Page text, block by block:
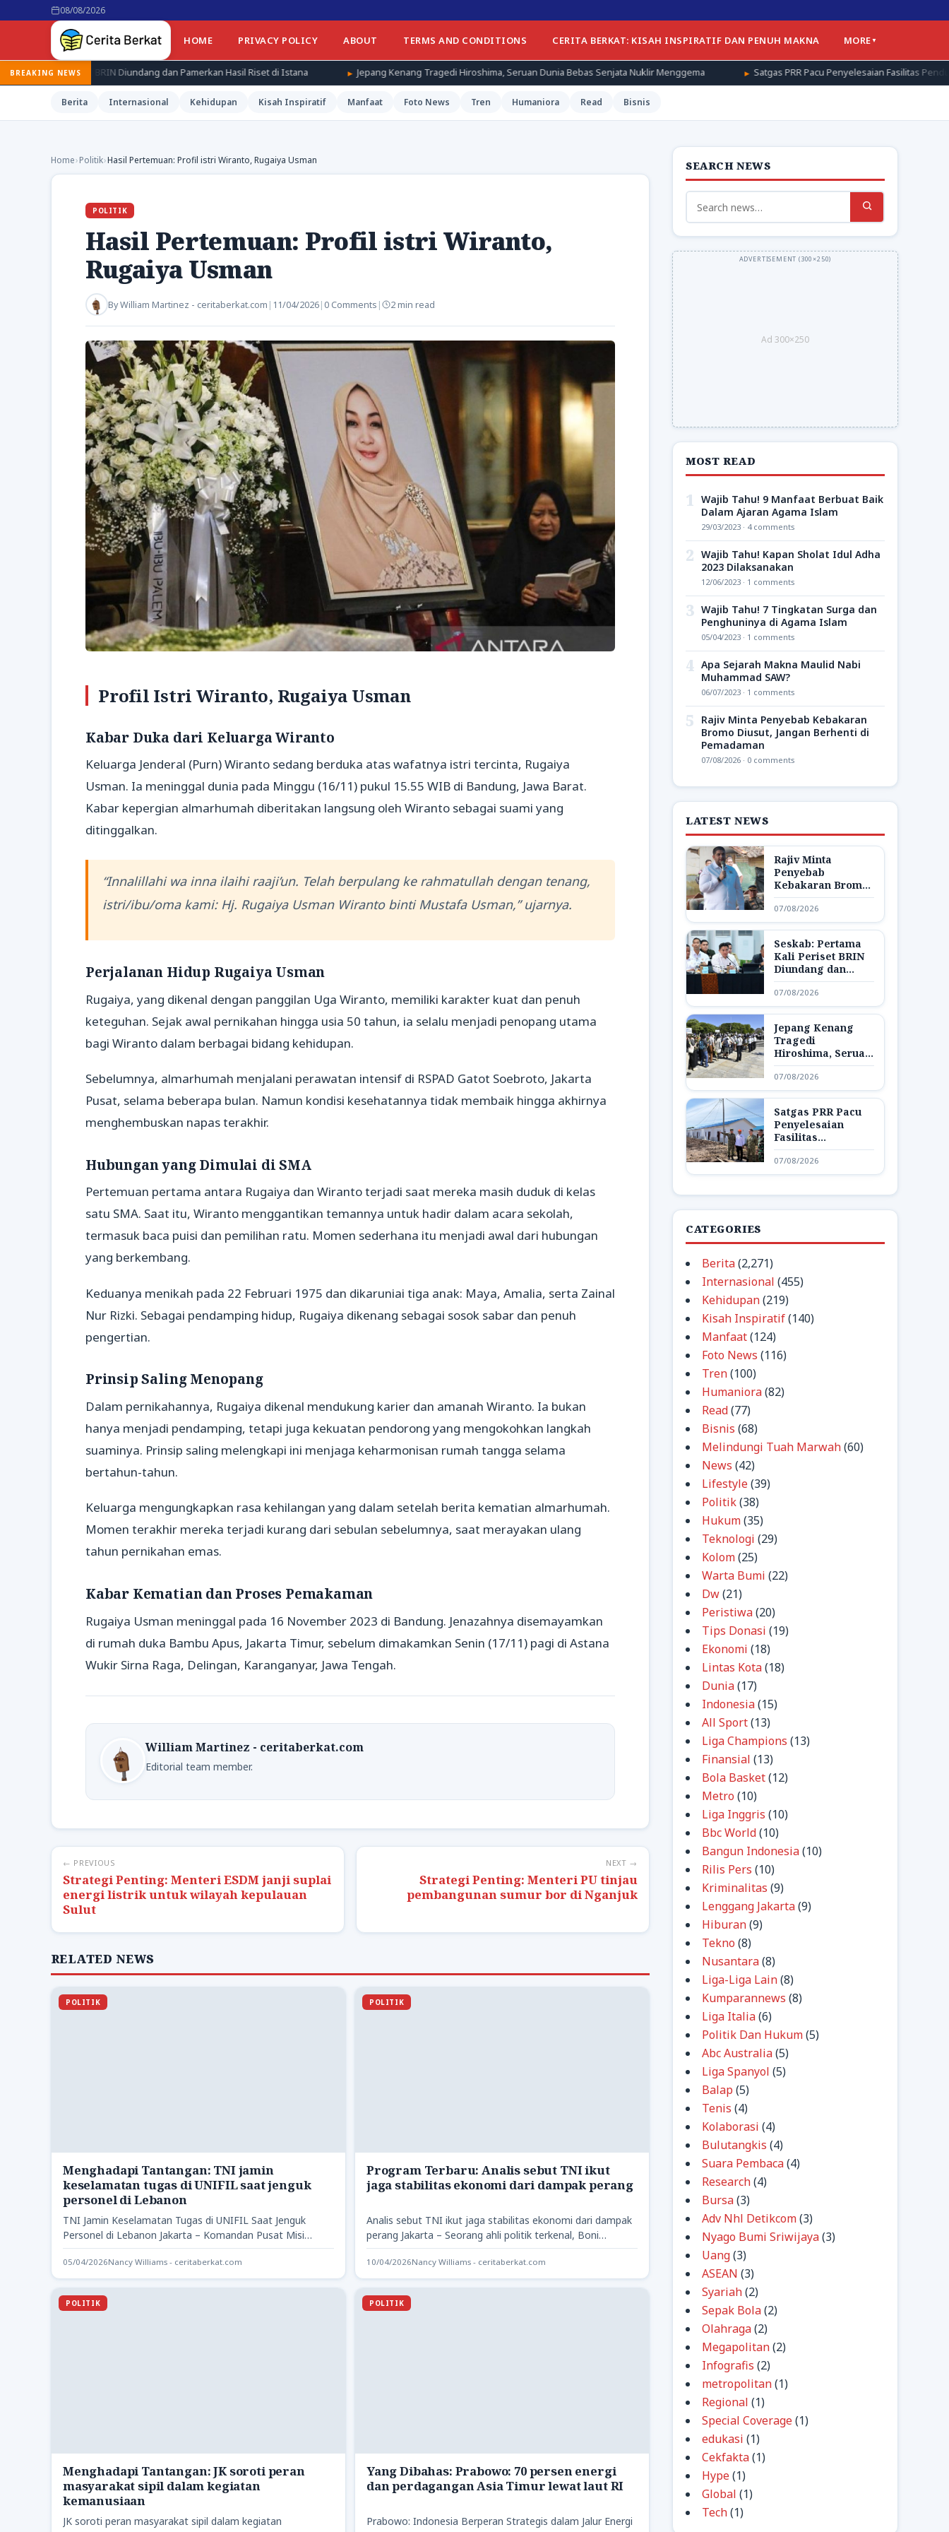
08/08/2026
HOME PRIVACY POLICY ABOUT TERMS AND CONDITIONS CERITA BERKAT: KISAH INSPIRATIF DAN PENUH MAKNA MORE
BREAKING NEWS
BRIN Diundang dan Pamerkan Hasil Riset di Istana Jepang Kenang Tragedi Hiroshima, Seruan Dunia Bebas Senjata Nuklir Menggema Satgas PRR Pacu Penyelesaian Fasilitas Pendukung Huntap di
Berita Internasional Kehidupan Kisah Inspiratif Manfaat Foto News Tren Humaniora Read Bisnis
Home›Politik›Hasil Pertemuan: Profil istri Wiranto, Rugaiya Usman
POLITIK
Hasil Pertemuan: Profil istri Wiranto,
Rugaiya Usman
ByWilliam Martinez - ceritaberkat.com | 11/04/2026| 0 Comments | 2 min read
Profil Istri Wiranto, Rugaiya Usman
Kabar Duka dari Keluarga Wiranto
Keluarga Jenderal (Purn) Wiranto sedang berduka atas wafatnya istri tercinta, Rugaiya
Usman. Ia meninggal dunia pada Minggu (16/11) pukul 15.55 WIB di Bandung, Jawa Barat.
Kabar kepergian almarhumah diberitakan langsung oleh Wiranto sebagai suami yang
ditinggalkan.
“Innalillahi wa inna ilaihi raaji’un. Telah berpulang ke rahmatullah dengan tenang,
istri/ibu/oma kami: Hj. Rugaiya Usman Wiranto binti Mustafa Usman,” ujarnya.
Perjalanan Hidup Rugaiya Usman
Rugaiya, yang dikenal dengan panggilan Uga Wiranto, memiliki karakter kuat dan penuh
keteguhan. Sejak awal pernikahan hingga usia 50 tahun, ia selalu menjadi penopang utama
bagi Wiranto dalam berbagai bidang kehidupan.
Sebelumnya, almarhumah menjalani perawatan intensif di RSPAD Gatot Soebroto, Jakarta
Pusat, selama beberapa bulan. Namun kondisi kesehatannya tidak membaik hingga akhirnya
menghembuskan napas terakhir.
Hubungan yang Dimulai di SMA
Pertemuan pertama antara Rugaiya dan Wiranto terjadi saat mereka masih duduk di kelas
satu SMA. Saat itu, Wiranto menggantikan temannya untuk hadir dalam acara sekolah,
termasuk baca puisi dan pemilihan ratu. Momen sederhana itu menjadi awal dari hubungan
yang berkembang.
Keduanya menikah pada 22 Februari 1975 dan dikaruniai tiga anak: Maya, Amalia, serta Zainal
Nur Rizki. Sebagai pendamping hidup, Rugaiya dikenang sebagai sosok sabar dan penuh
pengertian.
Prinsip Saling Menopang
Dalam pernikahannya, Rugaiya dikenal mendukung karier dan amanah Wiranto. Ia bukan
hanya menjadi pendamping, tetapi juga kekuatan pendorong yang mengokohkan langkah
suaminya. Prinsip saling melengkapi ini menjaga keharmonisan rumah tangga selama
bertahun-tahun.
Keluarga mengungkapkan rasa kehilangan yang dalam setelah berita kematian almarhumah.
Momen terakhir mereka terjadi kurang dari sebulan sebelumnya, saat merayakan ulang
tahun pernikahan emas.
Kabar Kematian dan Proses Pemakaman
Rugaiya Usman meninggal pada 16 November 2023 di Bandung. Jenazahnya disemayamkan
di rumah duka Bambu Apus, Jakarta Timur, sebelum dimakamkan Senin (17/11) pagi di Astana
Wukir Sirna Raga, Delingan, Karanganyar, Jawa Tengah.
William Martinez - ceritaberkat.com
Editorial team member.
← PREVIOUS
Strategi Penting: Menteri ESDM janji suplai
energi listrik untuk wilayah kepulauan
Sulut
NEXT →
Strategi Penting: Menteri PU tinjau
pembangunan sumur bor di Nganjuk
RELATED NEWS
POLITIK
Menghadapi Tantangan: TNI jamin
keselamatan tugas di UNIFIL saat jenguk
personel di Lebanon
TNI Jamin Keselamatan Tugas di UNIFIL Saat Jenguk
Personel di Lebanon Jakarta – Komandan Pusat Misi
Pemeliharaan Perdamaian…
05/04/2026Nancy Williams - ceritaberkat.com
POLITIK
Program Terbaru: Analis sebut TNI ikut
jaga stabilitas ekonomi dari dampak perang
Analis sebut TNI ikut jaga stabilitas ekonomi dari dampak
perang Jakarta – Seorang ahli politik terkenal, Boni
Hargens,…
10/04/2026Nancy Williams - ceritaberkat.com
POLITIK
Menghadapi Tantangan: JK soroti peran
masyarakat sipil dalam kegiatan
kemanusiaan
JK soroti peran masyarakat sipil dalam kegiatan
POLITIK
Yang Dibahas: Prabowo: 70 persen energi
dan perdagangan Asia Timur lewat laut RI
Prabowo: Indonesia Berperan Strategis dalam Jalur Energi
SEARCH NEWS
Search
for:
Ad 300×250
MOST READ
1 Wajib Tahu! 9 Manfaat Berbuat Baik
Dalam Ajaran Agama Islam
29/03/2023 · 4 comments
2 Wajib Tahu! Kapan Sholat Idul Adha
2023 Dilaksanakan
12/06/2023 · 1 comments
3 Wajib Tahu! 7 Tingkatan Surga dan
Penghuninya di Agama Islam
05/04/2023 · 1 comments
4 Apa Sejarah Makna Maulid Nabi
Muhammad SAW?
06/07/2023 · 1 comments
5
Rajiv Minta Penyebab Kebakaran
Bromo Diusut, Jangan Berhenti di
Pemadaman
07/08/2026 · 0 comments
LATEST NEWS
Rajiv Minta
Penyebab
Kebakaran Bromo
Diusut, Jangan
Berhenti di
Pemadaman
07/08/2026
Seskab: Pertama
Kali Periset BRIN
Diundang dan
Pamerkan Hasil
Riset di Istana
07/08/2026
Jepang Kenang
Tragedi
Hiroshima, Seruan
Dunia Bebas
Senjata Nuklir
Menggema
07/08/2026
Satgas PRR Pacu
Penyelesaian
Fasilitas
Pendukung Huntap
di Aceh Tamiang
07/08/2026
CATEGORIES
Berita(2,271)
Internasional (455)
Kehidupan(219)
Kisah Inspiratif(140)
Manfaat(124)
Foto News (116)
Tren(100)
Humaniora(82)
Read(77)
Bisnis (68)
Melindungi Tuah Marwah(60)
News (42)
Lifestyle(39)
Politik(38)
Hukum(35)
Teknologi (29)
Kolom(25)
Warta Bumi (22)
Dw(21)
Peristiwa(20)
Tips Donasi (19)
Ekonomi (18)
Lintas Kota(18)
Dunia(17)
Indonesia(15)
All Sport(13)
Liga Champions (13)
Finansial (13)
Bola Basket(12)
Metro (10)
Liga Inggris (10)
Bbc World(10)
Bangun Indonesia(10)
Rilis Pers (10)
Kriminalitas (9)
Lenggang Jakarta(9)
Hiburan(9)
Tekno (8)
Nusantara(8)
Liga-Liga Lain(8)
Kumparannews (8)
Liga Italia(6)
Politik Dan Hukum(5)
Abc Australia(5)
Liga Spanyol (5)
Balap (5)
Tenis (4)
Kolaborasi (4)
Bulutangkis (4)
Suara Pembaca(4)
Research(4)
Bursa(3)
Adv Nhl Detikcom(3)
Nyago Bumi Sriwijaya(3)
Uang(3)
ASEAN (3)
Syariah(2)
Sepak Bola(2)
Olahraga(2)
Megapolitan(2)
Infografis (2)
metropolitan(1)
Regional (1)
Special Coverage(1)
edukasi (1)
Cekfakta(1)
Hype(1)
Global (1)
Tech(1)